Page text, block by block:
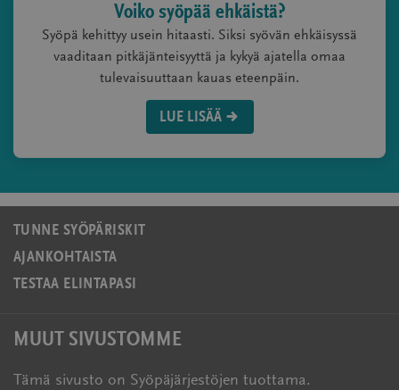
Voiko syöpää ehkäistä?
Syöpä kehittyy usein hitaasti. Siksi syövän ehkäisyssä
vaaditaan pitkäjänteisyyttä ja kykyä ajatella omaa
tulevaisuuttaan kauas eteenpäin.
LUE LISÄÄ
TUNNE SYÖPÄRISKIT
AJANKOHTAISTA
TESTAA ELINTAPASI
MUUT SIVUSTOMME
Tämä sivusto on Syöpäjärjestöjen tuottama.